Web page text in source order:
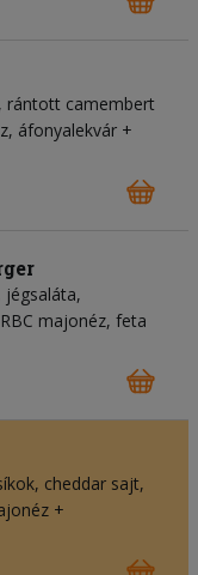
rántott camembert
áfonyalekvár +
jégsaláta,
majonéz, feta
cheddar sajt,
+